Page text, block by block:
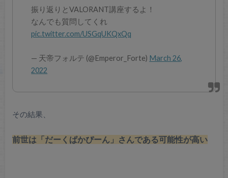
振り返りとVALORANT講座するよ！
なんでも質問してくれ
pic.twitter.com/USGqUKQxQq
— 天帝フォルテ (@Emperor_Forte) March 26,
2022
その結果、
前世は「だーくぱかぴーん」さんである可能性が高い